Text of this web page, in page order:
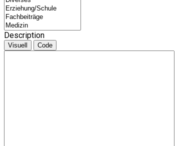
Description
Visuell Code